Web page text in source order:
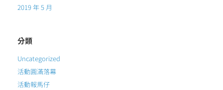
2019 年 5 月
分類
Uncategorized
活動圓滿落幕
活動報馬仔